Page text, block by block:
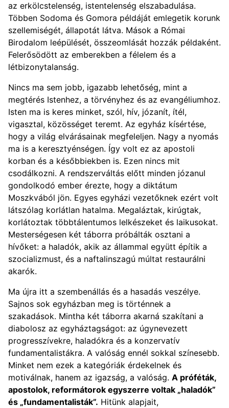
az erkölcstelenség, istentelenség elszabadulása.
Többen Sodoma és Gomora példáját emlegetik korunk
szellemiségét, állapotát látva. Mások a Római
Birodalom leépülését, összeomlását hozzák példaként.
Felerősödött az emberekben a félelem és a
létbizonytalanság.
Nincs ma sem jobb, igazabb lehetőség, mint a
megtérés Istenhez, a törvényhez és az evangéliumhoz.
Isten ma is keres minket, szól, hív, józanít, ítél,
vigasztal, közösséget teremt. Az egyház kísértése,
hogy a világ elvárásainak megfeleljen. Nagy a nyomás
ma is a keresztyénségen. Így volt ez az apostoli
korban és a későbbiekben is. Ezen nincs mit
csodálkozni. A rendszerváltás előtt minden józanul
gondolkodó ember érezte, hogy a diktátum
Moszkvából jön. Egyes egyházi vezetőknek ezért volt
látszólag korlátlan hatalma. Megaláztak, kirúgtak,
korlátoztak többtálentumos lelkészeket és laikusokat.
Mesterségesen két táborra próbálták osztani a
hívőket: a haladók, akik az állammal együtt építik a
szocializmust, és a naftalinszagú múltat restaurálni
akarók.
Ma újra itt a szembenállás és a hasadás veszélye.
Sajnos sok egyházban meg is történnek a
szakadások. Mintha két táborra akarná szakítani a
diabolosz az egyháztagságot: az úgynevezett
progresszívekre, haladókra és a konzervatív
fundamentalistákra. A valóság ennél sokkal színesebb.
Minket nem ezek a kategóriák érdekelnek és
motiválnak, hanem az igazság, a valóság. A próféták,
apostolok, reformátorok egyszerre voltak „haladók”
és „fundamentalisták”. Hitünk alapjait,